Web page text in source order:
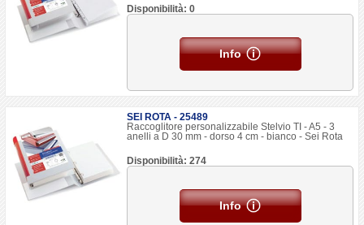
Disponibilità: 0
Info
SEI ROTA - 25489
Raccoglitore personalizzabile Stelvio TI - A5 - 3
anelli a D 30 mm - dorso 4 cm - bianco - Sei Rota
Disponibilità: 274
Info